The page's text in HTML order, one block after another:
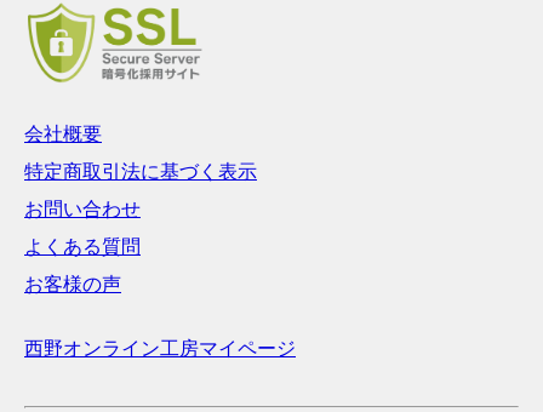
会社概要
特定商取引法に基づく表示
お問い合わせ
よくある質問
お客様の声
西野オンライン工房マイページ